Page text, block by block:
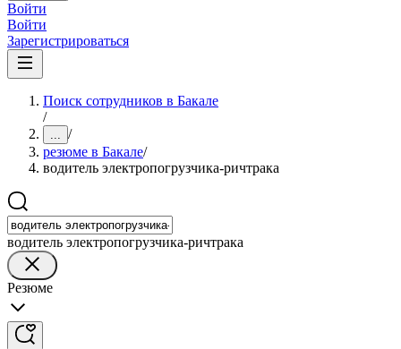
Войти
Войти
Зарегистрироваться
Поиск сотрудников в Бакале
/
... /
резюме в Бакале/
водитель электропогрузчика-ричтрака
водитель электропогрузчика-ричтрака
Резюме